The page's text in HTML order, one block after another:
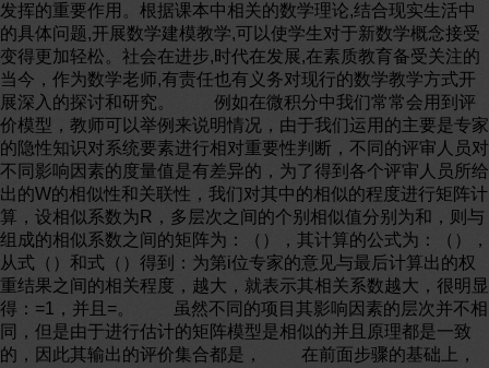
发挥的重要作用。根据课本中相关的数学理论,结合现实生活中
的具体问题,开展数学建模教学,可以使学生对于新数学概念接受
变得更加轻松。社会在进步,时代在发展,在素质教育备受关注的
当今，作为数学老师,有责任也有义务对现行的数学教学方式开
展深入的探讨和研究。 例如在微积分中我们常常会用到评
价模型，教师可以举例来说明情况，由于我们运用的主要是专家
的隐性知识对系统要素进行相对重要性判断，不同的评审人员对
不同影响因素的度量值是有差异的，为了得到各个评审人员所给
出的W的相似性和关联性，我们对其中的相似的程度进行矩阵计
算，设相似系数为R，多层次之间的个别相似值分别为和，则与
组成的相似系数之间的矩阵为：（），其计算的公式为：（），
从式（）和式（）得到：为第i位专家的意见与最后计算出的权
重结果之间的相关程度，越大，就表示其相关系数越大，很明显
得：=1，并且=。 虽然不同的项目其影响因素的层次并不相
同，但是由于进行估计的矩阵模型是相似的并且原理都是一致
的，因此其输出的评价集合都是， 在前面步骤的基础上，